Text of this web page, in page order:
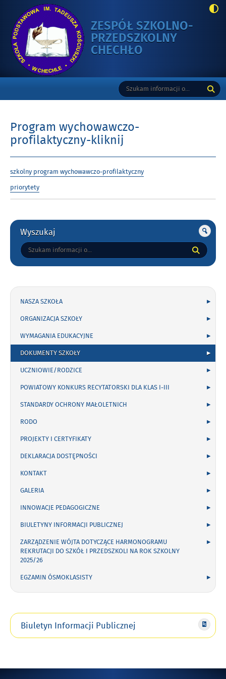
ZESPÓŁ SZKOLNO-
PRZEDSZKOLNY
CHECHŁO
KLIKNIJ
Wyszukiwarka
Tutaj
wpisz
szukaną
Program wychowawczo-
profilaktyczny-kliknij
szkolny program wychowawczo-profilaktyczny
priorytety
Gorne
Wyszukaj
Tutaj
wpisz
NASZA SZKOŁA
ORGANIZACJA SZKOŁY
WYMAGANIA EDUKACYJNE
DOKUMENTY SZKOŁY
UCZNIOWIE/RODZICE
POWIATOWY KONKURS RECYTATORSKI DLA KLAS I-III
STANDARDY OCHRONY MAŁOLETNICH
RODO
PROJEKTY I CERTYFIKATY
DEKLARACJA DOSTĘPNOŚCI
KONTAKT
GALERIA
INNOWACJE PEDAGOGICZNE
BIULETYNY INFORMACJI PUBLICZNEJ
ZARZĄDZENIE WÓJTA DOTYCZĄCE HARMONOGRAMU
REKRUTACJI DO SZKÓŁ I PRZEDSZKOLI NA ROK SZKOLNY
2025/26
EGZAMIN ÓSMOKLASISTY
Biuletyn Informacji Publicznej